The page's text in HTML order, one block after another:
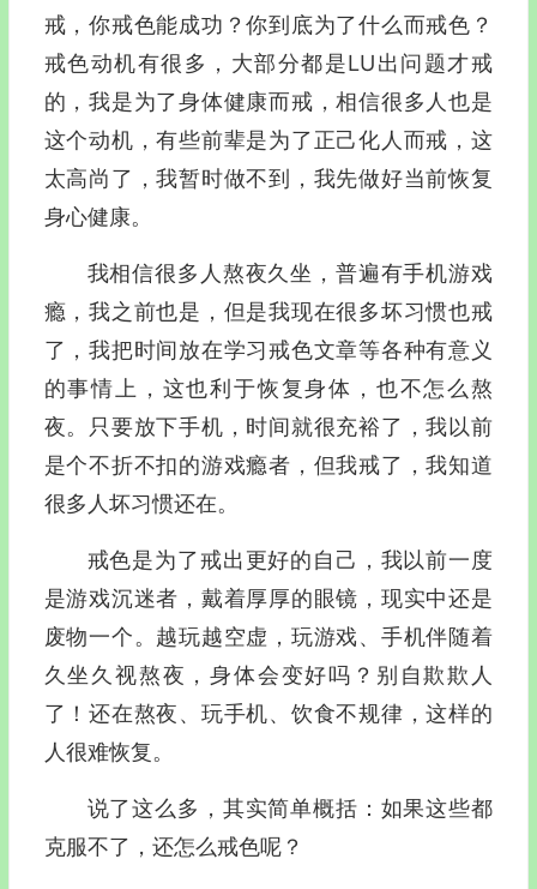
戒，你戒色能成功？你到底为了什么而戒色？
戒色动机有很多，大部分都是LU出问题才戒
的，我是为了身体健康而戒，相信很多人也是
这个动机，有些前辈是为了正己化人而戒，这
太高尚了，我暂时做不到，我先做好当前恢复
身心健康。
我相信很多人熬夜久坐，普遍有手机游戏
瘾，我之前也是，但是我现在很多坏习惯也戒
了，我把时间放在学习戒色文章等各种有意义
的事情上，这也利于恢复身体，也不怎么熬
夜。只要放下手机，时间就很充裕了，我以前
是个不折不扣的游戏瘾者，但我戒了，我知道
很多人坏习惯还在。
戒色是为了戒出更好的自己，我以前一度
是游戏沉迷者，戴着厚厚的眼镜，现实中还是
废物一个。越玩越空虚，玩游戏、手机伴随着
久坐久视熬夜，身体会变好吗？别自欺欺人
了！还在熬夜、玩手机、饮食不规律，这样的
人很难恢复。
说了这么多，其实简单概括：如果这些都
克服不了，还怎么戒色呢？